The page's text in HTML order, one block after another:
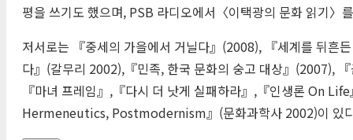
평을 쓰기도 했으며, PSB 라디오에서〈이택광의 문화 읽기〉
저서로는 『중세의 가을에서 거닐다』(2008), 『세계를 뒤흔
다』(갈무리 2002),『민족, 한국 문화의 숭고 대상』(2007),
『마녀 프레임』,『다시 더 낫게 실패하라』,『인생론 On
Hermeneutics, Postmodernism』(문화과학사 2002)이 있